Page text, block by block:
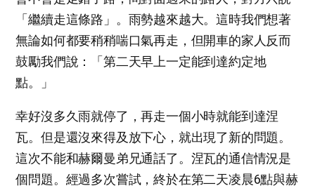
「繼續走這條路」。雨勢越來越大。這時我們想著
無論如何都要稍稍喘口氣再走，但開車的家人反而
鼓勵我們說：「第二天早上一定能到達約定地
點。」
幸好沒多久雨就停了，再走一個小時就能到達涅
瓦。但是還沒來得及放下心，就出現了新的問題。
這次不能和赫爾曼弟兄通話了。涅瓦的通信情況是
個問題。經過多次嘗試，終於在第二天凌晨6點與赫